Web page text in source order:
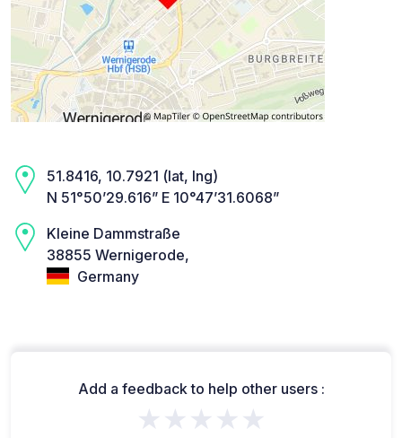
51.8416, 10.7921 (lat, lng)
N 51°50’29.616” E 10°47’31.6068”
Kleine Dammstraße
38855 Wernigerode,
Germany
Add a feedback to help other users :
★★★★★